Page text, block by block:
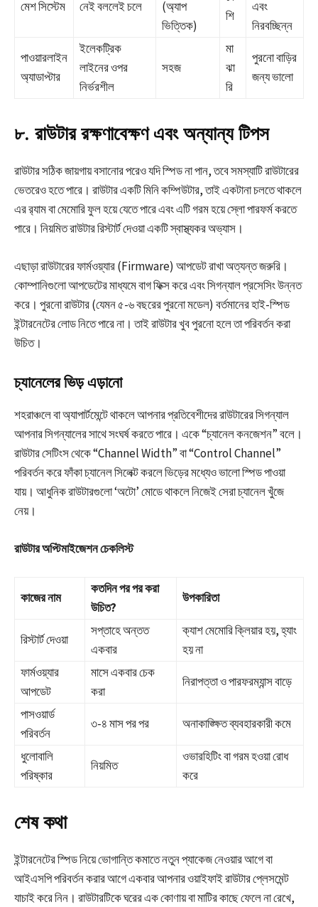
মেশ সিস্টেম নেই বললেই চলে
(অ্যাপ
ভিত্তিক)
শি
এবং
নিরবচ্ছিন্ন
পাওয়ারলাইন
অ্যাডাপ্টার
ইলেকট্রিক
লাইনের ওপর
নির্ভরশীল
সহজ
মা
ঝা
রি
পুরনো বাড়ির
জন্য ভালো
৮. রাউটার রক্ষণাবেক্ষণ এবং অন্যান্য টিপস
রাউটার সঠিক জায়গায় বসানোর পরেও যদি স্পিড না পান, তবে সমস্যাটি রাউটারের
ভেতরেও হতে পারে। রাউটার একটি মিনি কম্পিউটার, তাই একটানা চলতে থাকলে
এর র‍্যাম বা মেমোরি ফুল হয়ে যেতে পারে এবং এটি গরম হয়ে স্লো পারফর্ম করতে
পারে। নিয়মিত রাউটার রিস্টার্ট দেওয়া একটি স্বাস্থ্যকর অভ্যাস।
এছাড়া রাউটারের ফার্মওয়্যার (Firmware) আপডেট রাখা অত্যন্ত জরুরি।
কোম্পানিগুলো আপডেটের মাধ্যমে বাগ ফিক্স করে এবং সিগন্যাল প্রসেসিং উন্নত
করে। পুরনো রাউটার (যেমন ৫-৬ বছরের পুরনো মডেল) বর্তমানের হাই-স্পিড
ইন্টারনেটের লোড নিতে পারে না। তাই রাউটার খুব পুরনো হলে তা পরিবর্তন করা
উচিত।
চ্যানেলের ভিড় এড়ানো
শহরাঞ্চলে বা অ্যাপার্টমেন্টে থাকলে আপনার প্রতিবেশীদের রাউটারের সিগন্যাল
আপনার সিগন্যালের সাথে সংঘর্ষ করতে পারে। একে “চ্যানেল কনজেশন” বলে।
রাউটার সেটিংস থেকে “Channel Width” বা “Control Channel”
পরিবর্তন করে ফাঁকা চ্যানেল সিলেক্ট করলে ভিড়ের মধ্যেও ভালো স্পিড পাওয়া
যায়। আধুনিক রাউটারগুলো ‘অটো’ মোডে থাকলে নিজেই সেরা চ্যানেল খুঁজে
নেয়।
রাউটার অপ্টিমাইজেশন চেকলিস্ট
কাজের নাম
কতদিন পর পর করা
উচিত?
উপকারিতা
রিস্টার্ট দেওয়া
সপ্তাহে অন্তত
একবার
ক্যাশ মেমোরি ক্লিয়ার হয়, হ্যাং
হয় না
ফার্মওয়্যার
আপডেট
মাসে একবার চেক
করা
নিরাপত্তা ও পারফরম্যান্স বাড়ে
পাসওয়ার্ড
পরিবর্তন
৩-৪ মাস পর পর অনাকাঙ্ক্ষিত ব্যবহারকারী কমে
ধুলোবালি
পরিষ্কার
নিয়মিত
ওভারহিটিং বা গরম হওয়া রোধ
করে
শেষ কথা
ইন্টারনেটের স্পিড নিয়ে ভোগান্তি কমাতে নতুন প্যাকেজ নেওয়ার আগে বা
আইএসপি পরিবর্তন করার আগে একবার আপনারওয়াইফাই রাউটার প্লেসমেন্ট
যাচাই করে নিন। রাউটারটিকে ঘরের এক কোণায় বা মাটির কাছে ফেলে না রেখে,